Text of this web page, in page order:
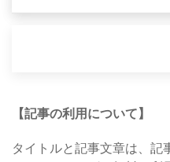
【記事の利用について】
タイトルと記事文章は、記